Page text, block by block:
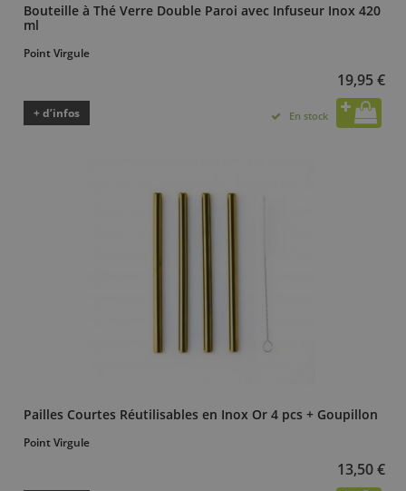
Bouteille à Thé Verre Double Paroi avec Infuseur Inox 420
ml
Point Virgule
19,95 €
+ d’infos En stock
Pailles Courtes Réutilisables en Inox Or 4 pcs + Goupillon
Point Virgule
13,50 €